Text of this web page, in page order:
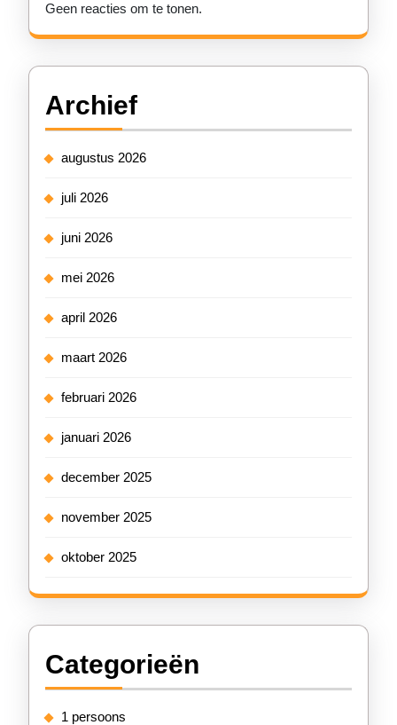
Geen reacties om te tonen.
Archief
augustus 2026
juli 2026
juni 2026
mei 2026
april 2026
maart 2026
februari 2026
januari 2026
december 2025
november 2025
oktober 2025
Categorieën
1 persoons